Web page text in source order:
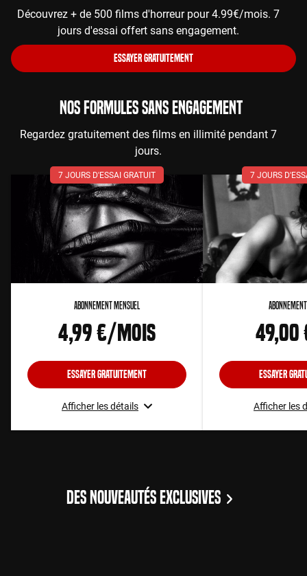
Découvrez + de 500 films d'horreur pour 4.99€/mois. 7
jours d'essai offert sans engagement.
ESSAYER GRATUITEMENT
NOS FORMULES SANS ENGAGEMENT
Regardez gratuitement des films en illimité pendant 7
jours.
7 JOURS D'ESSAI GRATUIT
Abonnement Mensuel
4,99 €/mois
Essayer gratuitement
Afficher les détails
7 JOURS
Essayer
Afficher les
DES NOUVEAUTÉS EXCLUSIVES